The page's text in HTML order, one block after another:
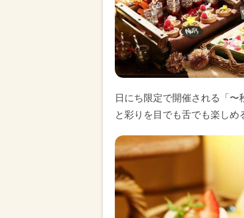
日にち限定で開催される「
と彩りを目でも舌でも楽しめ